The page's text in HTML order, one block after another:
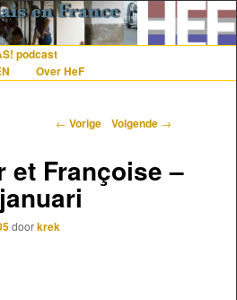
die iets met Frankrijk hebben
inhoud
inhoud
podcast
Over HeF
Berichtnavigatie
← Vorige Volgende →
et Françoise –
doorkrek